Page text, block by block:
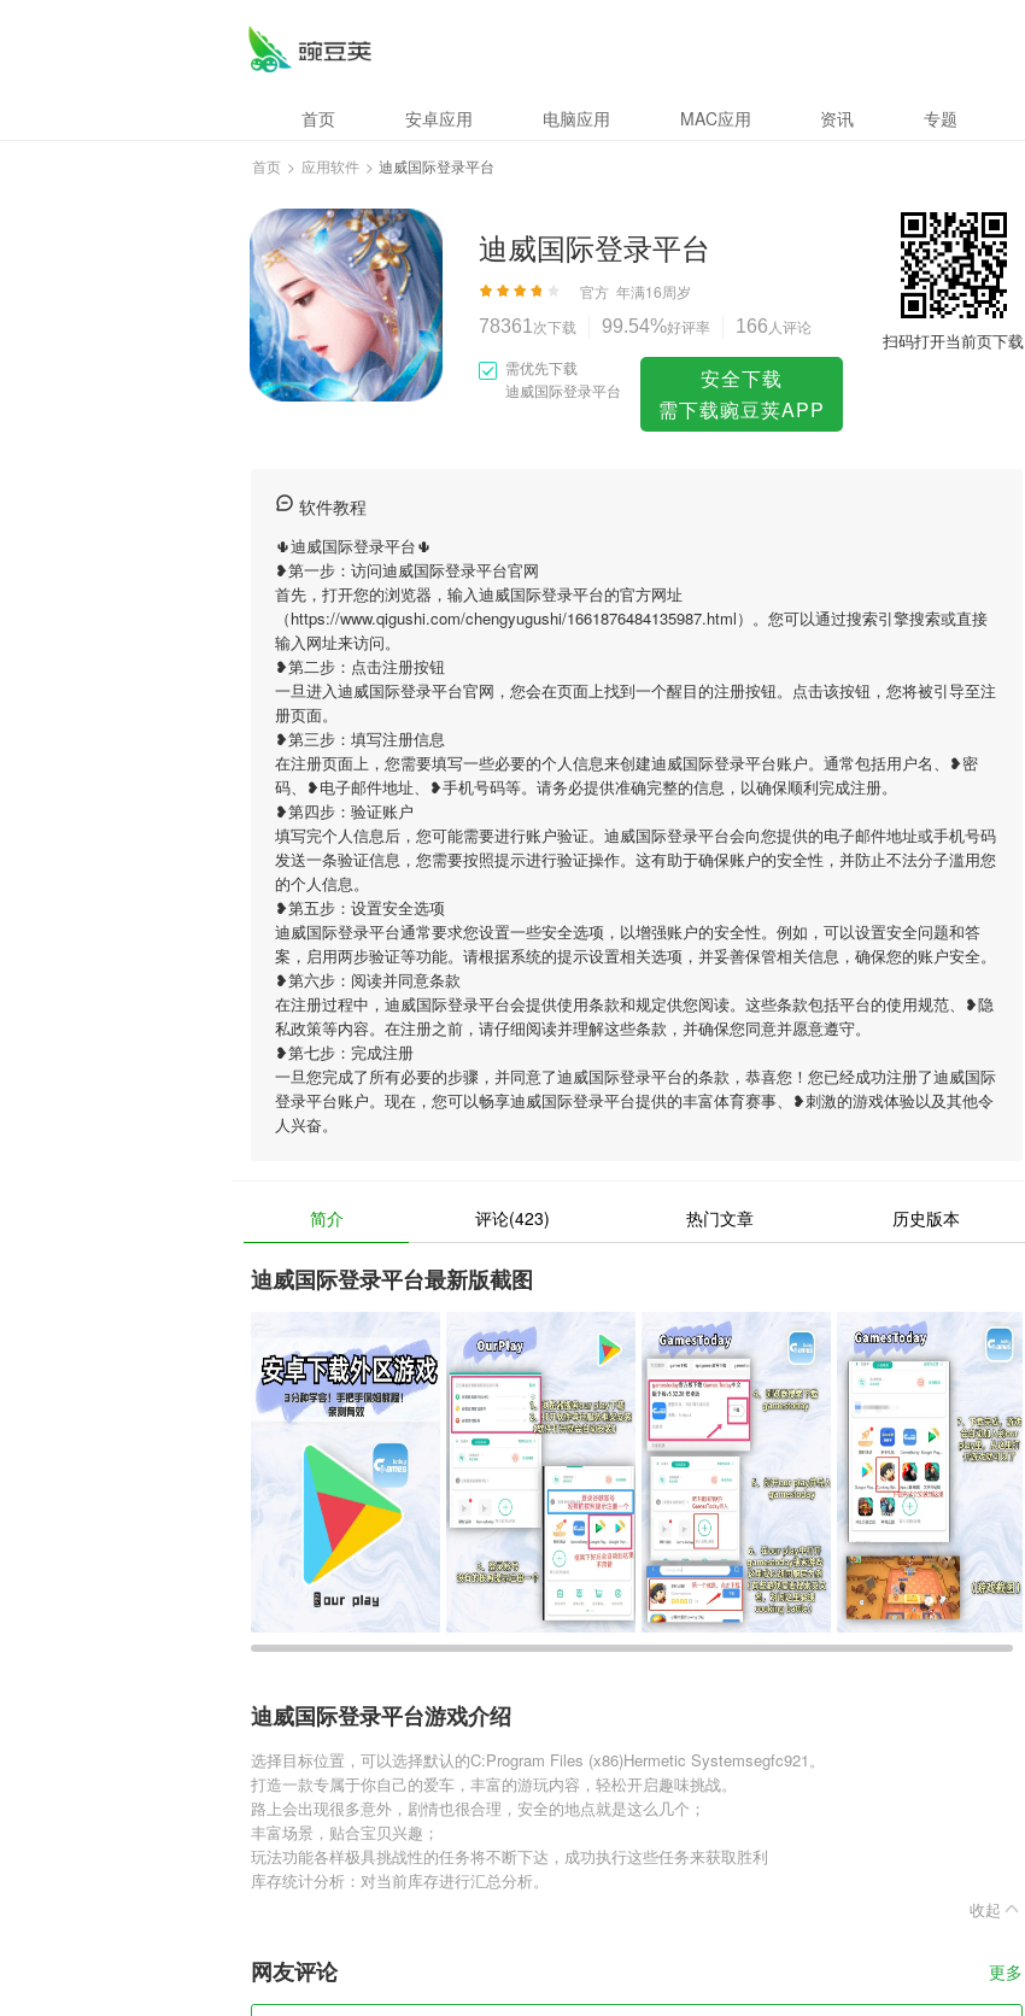
首页 安卓应用 电脑应用 MAC应用 资讯 专题
首页 > 应用软件 > 迪威国际登录平台
迪威国际登录平台
官方 年满16周岁
78361 次下载 99.54%好评率 166 人评论
需优先下载
迪威国际登录平台
安全下载
需下载豌豆荚APP
扫码打开当前页下载
软件教程
🌵迪威国际登录平台🌵
❥第一步：访问迪威国际登录平台官网
首先，打开您的浏览器，输入迪威国际登录平台的官方网址
（https://www.qigushi.com/chengyugushi/1661876484135987.html）。您可以通过搜索引擎搜索或直接
输入网址来访问。
❥第二步：点击注册按钮
一旦进入迪威国际登录平台官网，您会在页面上找到一个醒目的注册按钮。点击该按钮，您将被引导至注
册页面。
❥第三步：填写注册信息
在注册页面上，您需要填写一些必要的个人信息来创建迪威国际登录平台账户。通常包括用户名、❥密
码、❥电子邮件地址、❥手机号码等。请务必提供准确完整的信息，以确保顺利完成注册。
❥第四步：验证账户
填写完个人信息后，您可能需要进行账户验证。迪威国际登录平台会向您提供的电子邮件地址或手机号码
发送一条验证信息，您需要按照提示进行验证操作。这有助于确保账户的安全性，并防止不法分子滥用您
的个人信息。
❥第五步：设置安全选项
迪威国际登录平台通常要求您设置一些安全选项，以增强账户的安全性。例如，可以设置安全问题和答
案，启用两步验证等功能。请根据系统的提示设置相关选项，并妥善保管相关信息，确保您的账户安全。
❥第六步：阅读并同意条款
在注册过程中，迪威国际登录平台会提供使用条款和规定供您阅读。这些条款包括平台的使用规范、❥隐
私政策等内容。在注册之前，请仔细阅读并理解这些条款，并确保您同意并愿意遵守。
❥第七步：完成注册
一旦您完成了所有必要的步骤，并同意了迪威国际登录平台的条款，恭喜您！您已经成功注册了迪威国际
登录平台账户。现在，您可以畅享迪威国际登录平台提供的丰富体育赛事、❥刺激的游戏体验以及其他令
人兴奋。
简介 评论(423) 热门文章 历史版本
迪威国际登录平台最新版截图
迪威国际登录平台游戏介绍
选择目标位置，可以选择默认的C:Program Files (x86)Hermetic Systemsegfc921。
打造一款专属于你自己的爱车，丰富的游玩内容，轻松开启趣味挑战。
路上会出现很多意外，剧情也很合理，安全的地点就是这么几个；
丰富场景，贴合宝贝兴趣；
玩法功能各样极具挑战性的任务将不断下达，成功执行这些任务来获取胜利
库存统计分析：对当前库存进行汇总分析。
收起
网友评论 更多